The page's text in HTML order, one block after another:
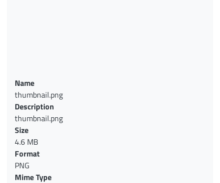
Name
thumbnail.png
Description
thumbnail.png
Size
4.6 MB
Format
PNG
Mime Type